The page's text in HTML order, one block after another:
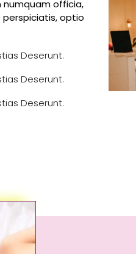
numquam officia,
optio
Deserunt.
Deserunt.
Deserunt.